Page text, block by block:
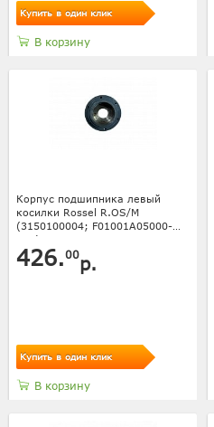
Купить в один клик
В корзину
Корпус подшипника левый
косилки Rossel R.OS/M
(3150100004; F01001A05000-
001)
426.00р.
Купить в один клик
В корзину